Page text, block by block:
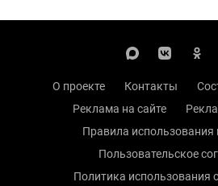
О проекте Контакты
Реклама на сайте
Правила использования
Пользовательское
Политика использования